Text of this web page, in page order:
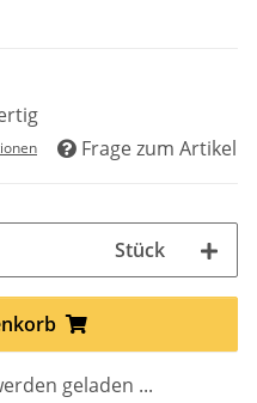
Frage zum Artikel
Stück
geladen ...